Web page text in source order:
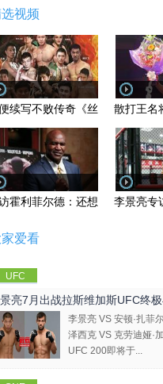
视频
续写不败传奇《丝路英雄》太
散打王名
霍利菲尔德：还想再和泰森干
李景亮专
爱看
UFC
亮7月出战拉斯维加斯UFC终
李景亮 VS 安顿·扎菲
泽西克 VS 克劳迪娅·
UFC 200即将于...